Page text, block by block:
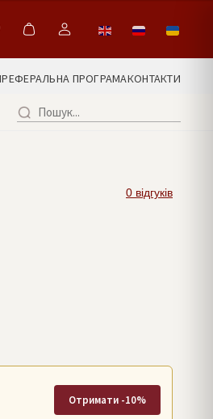
РЕФЕРАЛЬНА ПРОГРАМАКОНТАКТИ
0 відгуків
Отримати -10%